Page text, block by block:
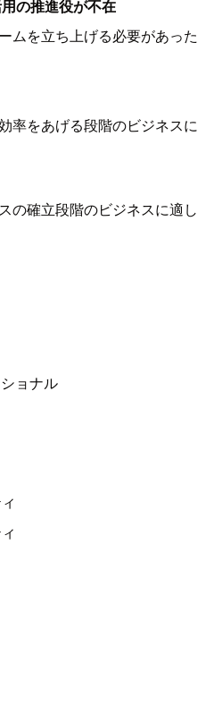
の推進役が不在
ムを立ち上げる必要があった
率をあげる段階のビジネスに
の確立段階のビジネスに適し
ョナル